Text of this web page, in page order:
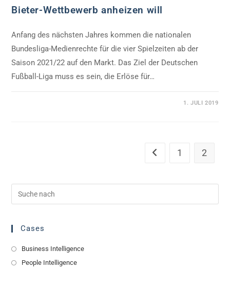
Bieter-Wettbewerb anheizen will
Anfang des nächsten Jahres kommen die nationalen
Bundesliga-Medienrechte für die vier Spielzeiten ab der
Saison 2021/22 auf den Markt. Das Ziel der Deutschen
Fußball-Liga muss es sein, die Erlöse für…
1. JULI 2019
Gehe zur vorherigen
1 2
Cases
Business Intelligence
People Intelligence